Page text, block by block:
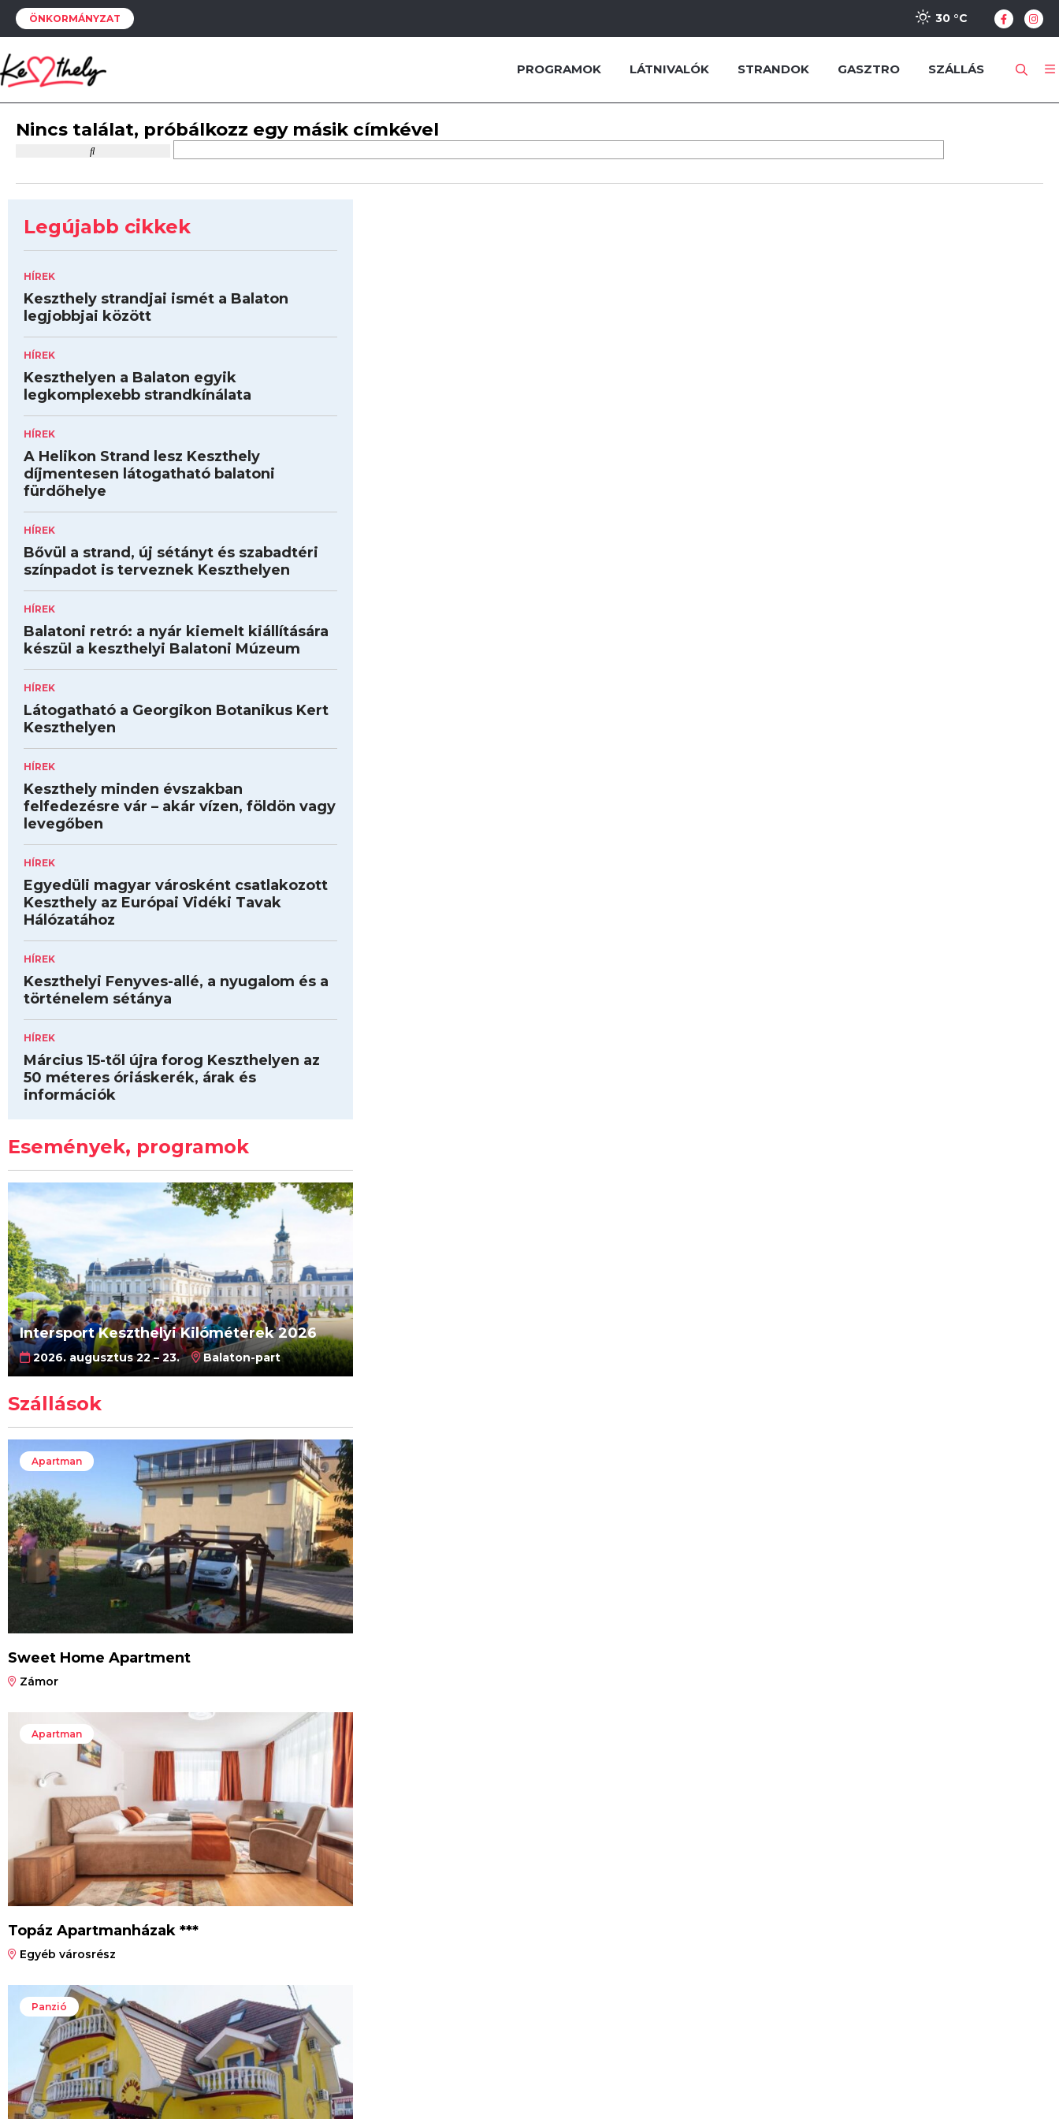
ÖNKORMÁNYZAT 30 °C
PROGRAMOK LÁTNIVALÓK STRANDOK GASZTRO SZÁLLÁS
Nincs találat, próbálkozz egy másik címkével
Legújabb cikkek
HÍREK
Keszthely strandjai ismét a Balaton
legjobbjai között
HÍREK
Keszthelyen a Balaton egyik
legkomplexebb strandkínálata
HÍREK
A Helikon Strand lesz Keszthely
díjmentesen látogatható balatoni
fürdőhelye
HÍREK
Bővül a strand, új sétányt és szabadtéri
színpadot is terveznek Keszthelyen
HÍREK
Balatoni retró: a nyár kiemelt kiállítására
készül a keszthelyi Balatoni Múzeum
HÍREK
Látogatható a Georgikon Botanikus Kert
Keszthelyen
HÍREK
Keszthely minden évszakban
felfedezésre vár – akár vízen, földön vagy
levegőben
HÍREK
Egyedüli magyar városként csatlakozott
Keszthely az Európai Vidéki Tavak
Hálózatához
HÍREK
Keszthelyi Fenyves-allé, a nyugalom és a
történelem sétánya
HÍREK
Március 15-től újra forog Keszthelyen az
50 méteres óriáskerék, árak és
információk
Események, programok
Intersport Keszthelyi Kilóméterek 2026
2026. augusztus 22 – 23. Balaton-part
Szállások
Apartman
Sweet Home Apartment
Zámor
Apartman
Topáz Apartmanházak ***
Egyéb városrész
Panzió